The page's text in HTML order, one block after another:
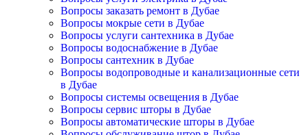
Вопросы заказать ремонт в Дубае
Вопросы мокрые сети в Дубае
Вопросы услуги сантехника в Дубае
Вопросы водоснабжение в Дубае
Вопросы сантехник в Дубае
Вопросы водопроводные и канализационные сети
в Дубае
Вопросы системы освещения в Дубае
Вопросы сервис шторы в Дубае
Вопросы автоматические шторы в Дубае